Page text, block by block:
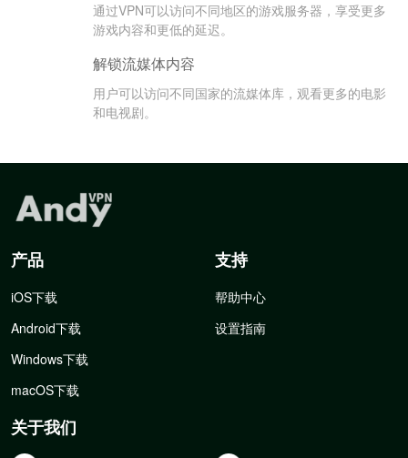
通过VPN可以访问不同地区的游戏服务器，享受更多
游戏内容和更低的延迟。
解锁流媒体内容
用户可以访问不同国家的流媒体库，观看更多的电影
和电视剧。
产品
iOS下载
Android下载
Windows下载
macOS下载
支持
帮助中心
设置指南
关于我们